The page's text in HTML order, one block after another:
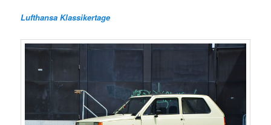
Lufthansa Klassikertage